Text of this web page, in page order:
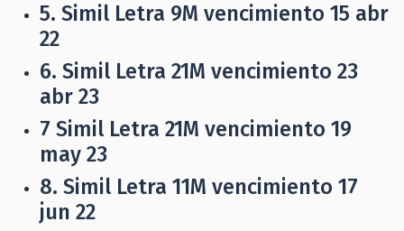
5. Simil Letra 9M vencimiento 15 abr
22
6. Simil Letra 21M vencimiento 23
abr 23
7 Simil Letra 21M vencimiento 19
may 23
8. Simil Letra 11M vencimiento 17
jun 22